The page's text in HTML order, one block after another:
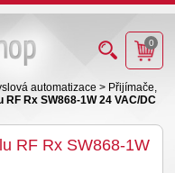
0
automatizace > Přijímače,
Rx SW868-1W 24 VAC/DC
RF Rx SW868-1W